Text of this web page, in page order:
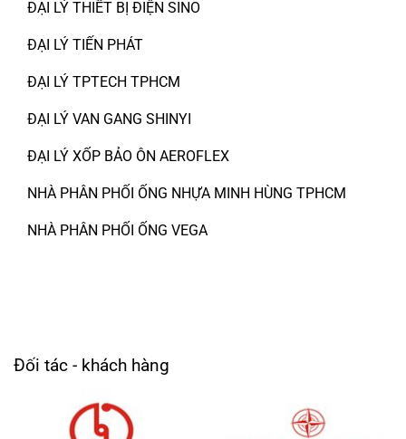
ĐẠI LÝ THIẾT BỊ ĐIỆN SINO
ĐẠI LÝ TIẾN PHÁT
ĐẠI LÝ TPTECH TPHCM
ĐẠI LÝ VAN GANG SHINYI
ĐẠI LÝ XỐP BẢO ÔN AEROFLEX
NHÀ PHÂN PHỐI ỐNG NHỰA MINH HÙNG TPHCM
NHÀ PHÂN PHỐI ỐNG VEGA
Đối tác - khách hàng